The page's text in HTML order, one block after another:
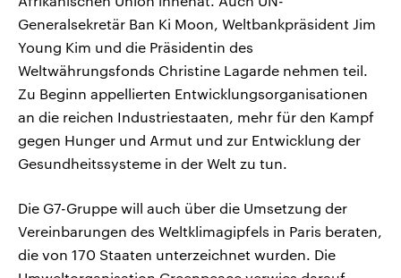
Generalsekretär Ban Ki Moon, Weltbankpräsident Jim
Young Kim und die Präsidentin des
Weltwährungsfonds Christine Lagarde nehmen teil.
Zu Beginn appellierten Entwicklungsorganisationen
an die reichen Industriestaaten, mehr für den Kampf
gegen Hunger und Armut und zur Entwicklung der
Gesundheitssysteme in der Welt zu tun.
Die G7-Gruppe will auch über die Umsetzung der
Vereinbarungen des Weltklimagipfels in Paris beraten,
die von 170 Staaten unterzeichnet wurden. Die